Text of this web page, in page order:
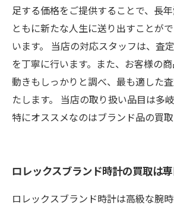
足する価格をご提供することで、長
ともに新たな人生に送り出すことが
います。 当店の対応スタッフは、査
を丁寧に行います。また、お客様の
動きもしっかりと調べ、最も適した
たします。 当店の取り扱い品目は多
特にオススメなのはブランド品の買取
ロレックスブランド時計の買取は
ロレックスブランド時計は高級な腕